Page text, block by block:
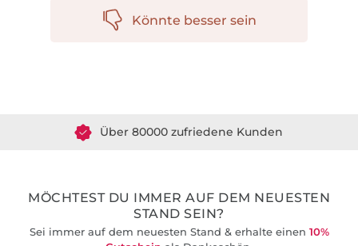
Könnte besser sein
MÖCHTEST DU IMMER AUF DEM NEUESTEN
STAND SEIN?
Sei immer auf dem neuesten Stand & erhalte einen 10%